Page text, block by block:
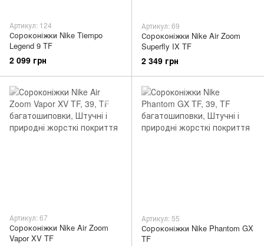
Артикул: 124
Сороконіжки Nike Tiempo
Legend 9 TF
2 099 грн
Артикул: 69
Сороконіжки Nike Air Zoom
Superfly IX TF
2 349 грн
Артикул: 67
Сороконіжки Nike Air Zoom
Vapor XV TF
Артикул: 55
Сороконіжки Nike Phantom GX
TF